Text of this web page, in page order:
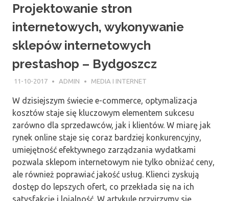
Projektowanie stron
internetowych, wykonywanie
sklepów internetowych
prestashop – Bydgoszcz
11-10-2017 ADMIN MEDIA I INTERNET
W dzisiejszym świecie e-commerce, optymalizacja
kosztów staje się kluczowym elementem sukcesu
zarówno dla sprzedawców, jak i klientów. W miarę jak
rynek online staje się coraz bardziej konkurencyjny,
umiejętność efektywnego zarządzania wydatkami
pozwala sklepom internetowym nie tylko obniżać ceny,
ale również poprawiać jakość usług. Klienci zyskują
dostęp do lepszych ofert, co przekłada się na ich
satysfakcję i lojalność. W artykule przyjrzymy się